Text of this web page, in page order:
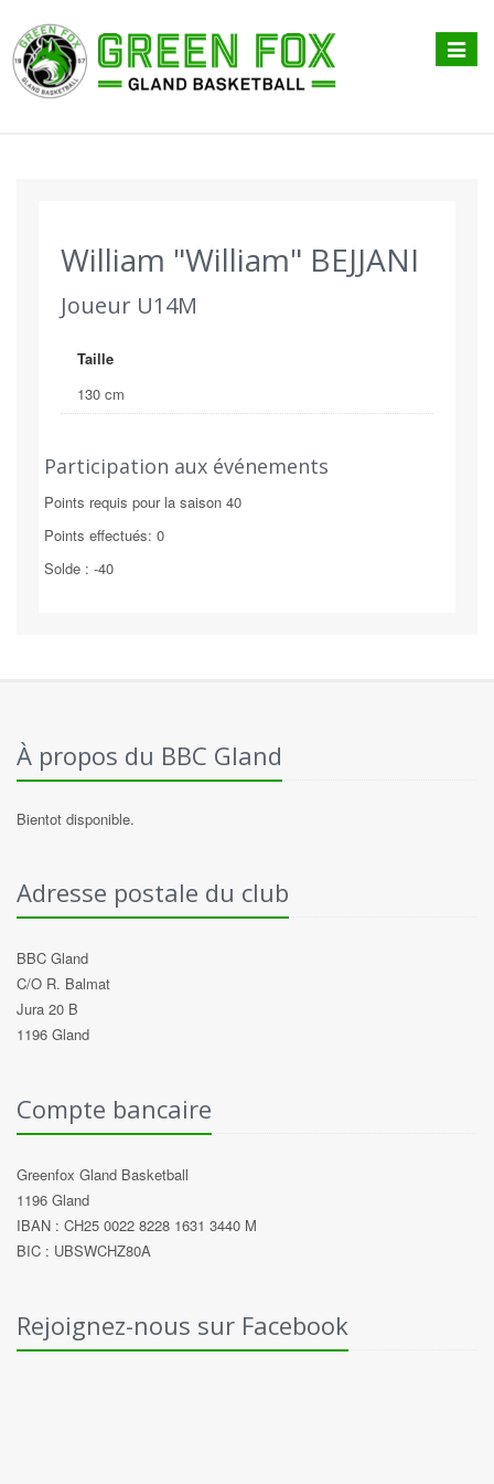
Afficher
menu
William "William" BEJJANI
Joueur U14M
Taille
130 cm
Participation aux événements
Points requis pour la saison 40
Points effectués: 0
Solde : -40
À propos du BBC Gland
Bientot disponible.
Adresse postale du club
BBC Gland
C/O R. Balmat
Jura 20 B
1196 Gland
Compte bancaire
Greenfox Gland Basketball
1196 Gland
IBAN : CH25 0022 8228 1631 3440 M
BIC : UBSWCHZ80A
Rejoignez-nous sur Facebook